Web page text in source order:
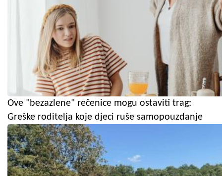
Ove "bezazlene" rečenice mogu ostaviti trag:
Greške roditelja koje djeci ruše samopouzdanje